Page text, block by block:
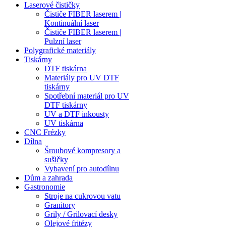
Laserové čističky
Čističe FIBER laserem |
Kontinuální laser
Čističe FIBER laserem |
Pulzní laser
Polygrafické materiály
Tiskárny
DTF tiskárna
Materiály pro UV DTF
tiskárny
Spotřební materiál pro UV
DTF tiskárny
UV a DTF inkousty
UV tiskárna
CNC Frézky
Dílna
Šroubové kompresory a
sušičky
Vybavení pro autodílnu
Dům a zahrada
Gastronomie
Stroje na cukrovou vatu
Granitory
Grily / Grilovací desky
Olejové fritézy